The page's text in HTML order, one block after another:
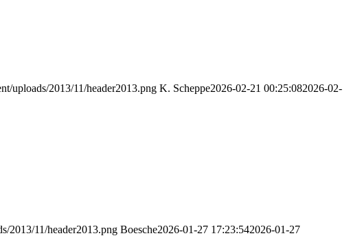
uploads/2013/11/header2013.png K. Scheppe2026-02-21 00:25:082026-02-
2013/11/header2013.png Boesche2026-01-27 17:23:542026-01-27